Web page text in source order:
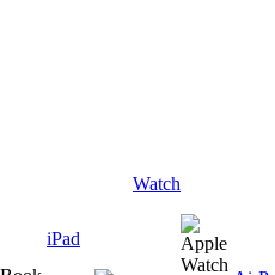
iPad
Watch